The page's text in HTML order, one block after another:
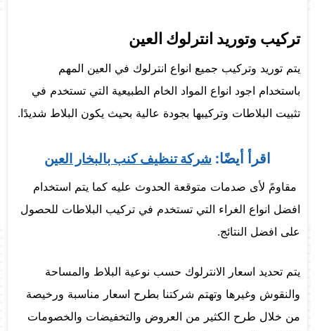
تركيب وتوريد انترلوك العين
يتم توريد وتركيب جميع انواع انترلوك في العين المهم
باستخدام اجود انواع المواد الخام الطبيعية التي تستخدم في
تثبيت البلاطات وتركيبها بجودة عالية بحيث يكون البلاط شديدًا.
اقرأ أيضًا: شركة تنظيف كنب بالبخار العين
مقاومً لأى صدمات متوقعة الحدوث عليه كما يتم استخدام
افضل انواع الغراء التي تستخدم في تركيب البلاطات للحصول
على افضل النتائج.
يتم تحديد اسعار الانترلوك حسب نوعية البلاط والمساحة
والنقوش وغيرها وتهتم شركتنا بطرح اسعار مناسبة ورخيصة
من خلال طرح الكثير من العروض والتخفيضات والخصومات